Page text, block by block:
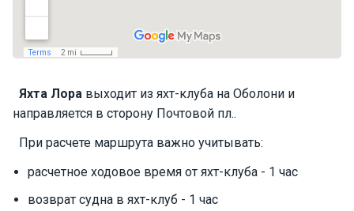
Яхта Лора выходит из яхт-клуба на Оболони и
направляется в сторону Почтовой пл..
При расчете маршрута важно учитывать:
расчетное ходовое время от яхт-клуба - 1 час
возврат судна в яхт-клуб - 1 час
р
с
ы
я
х
ы